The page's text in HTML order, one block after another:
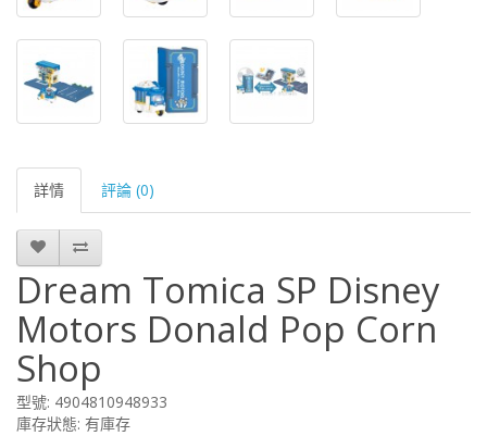
詳情 評論 (0)
Dream Tomica SP Disney
Motors Donald Pop Corn
Shop
型號: 4904810948933
庫存狀態: 有庫存